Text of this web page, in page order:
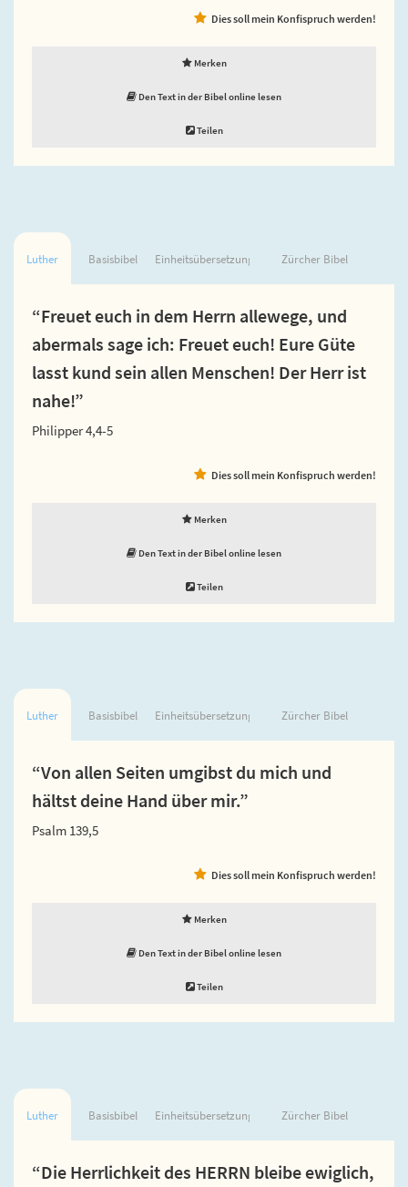
Dies soll mein Konfispruch werden!
Merken
Den Text in der Bibel online lesen
Teilen
Luther Basisbibel Einheitsübersetzung Zürcher Bibel
“Freuet euch in dem Herrn allewege, und
abermals sage ich: Freuet euch! Eure Güte
lasst kund sein allen Menschen! Der Herr ist
nahe!”
Philipper 4,4-5
Dies soll mein Konfispruch werden!
Merken
Den Text in der Bibel online lesen
Teilen
Luther Basisbibel Einheitsübersetzung Zürcher Bibel
“Von allen Seiten umgibst du mich und
hältst deine Hand über mir.”
Psalm 139,5
Dies soll mein Konfispruch werden!
Merken
Den Text in der Bibel online lesen
Teilen
Luther Basisbibel Einheitsübersetzung Zürcher Bibel
“Die Herrlichkeit des HERRN bleibe ewiglich,